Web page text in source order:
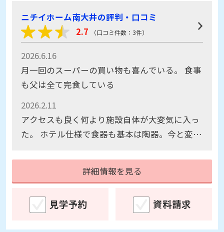
ニチイホーム南大井の評判・口コミ
2.7
（口コミ件数：3件）
2026.6.16
月一回のスーパーの買い物も喜んでいる。 食事
も父は全て完食している
2026.2.11
アクセスも良く何より施設自体が大変気に入っ
た。 ホテル仕様で食器も基本は陶器。今と変わ
詳細情報を見る
見学予約 資料請求